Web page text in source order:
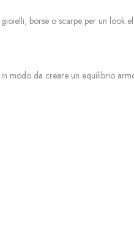
borse o scarpe per un look
modo da creare un equilibrio